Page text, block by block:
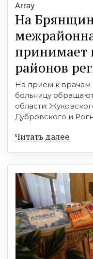
Array
На
принимает
районов
На прием к
больницу
области:
Дубровского и
Читать далее